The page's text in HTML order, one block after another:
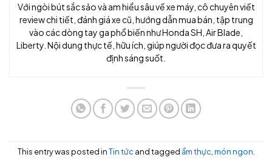
Với ngòi bút sắc sảo và am hiểu sâu về xe máy, cô chuyên viết
review chi tiết, đánh giá xe cũ, hướng dẫn mua bán, tập trung
vào các dòng tay ga phổ biến như Honda SH, Air Blade,
Liberty. Nội dung thực tế, hữu ích, giúp người đọc đưa ra quyết
định sáng suốt.
This entry was posted inTin tức and taggedẩm thực,món ngon.